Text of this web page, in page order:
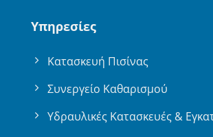
Υπηρεσίες
Κατασκευή Πισίνας
Συνεργείο Καθαρισμού
Υδραυλικές Κατασκευές &